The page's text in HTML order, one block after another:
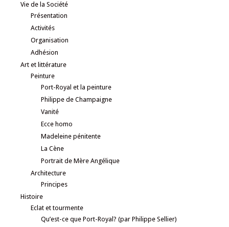
Vie de la Société
Présentation
Activités
Organisation
Adhésion
Art et littérature
Peinture
Port-Royal et la peinture
Philippe de Champaigne
Vanité
Ecce homo
Madeleine pénitente
La Cène
Portrait de Mère Angélique
Architecture
Principes
Histoire
Eclat et tourmente
Qu’est-ce que Port-Royal? (par Philippe Sellier)